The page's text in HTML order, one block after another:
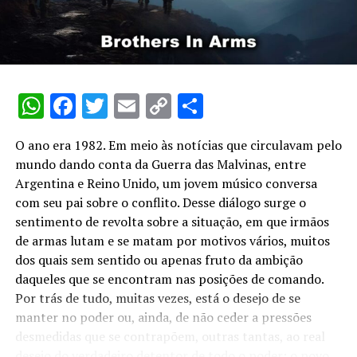
também precisam deixar as funções seis meses antes do
pleito. São eles, os chefe do Estado-Maior das Forças
Armadas; chefes do Estado-Maior da Marinha, do
Marinha e Aeronáutica; e, ainda, o diretor-geral do
Departamento de Polícia Federal.
O mesmo prazo de seis meses vale para dirigentes de
algumas empresas, como por exemplo, presidentes,
diretores e superintendentes de autarquias, empresas
públicas, sociedades de economia mista e fundações
públicas e as mantidas pelo poder público; cargo de
direção nas empresas que podem influir na economia
nacional; controladores de empresas com condições
monopolísticas, que devem comprovar o afastamento
ou a transferência do controle societário à Justiça
Eleitoral; presidente de sociedades com objetivos
WhatsApp
Facebook
Twitter
Email
CopyShare
O ano era 1982. Em meio às notícias que circulavam pelo
mundo dando conta da Guerra das Malvinas, entre
Argentina e Reino Unido, um jovem músico conversa
com seu pai sobre o conflito. Desse diálogo surge o
sentimento de revolta sobre a situação, em que irmãos
de armas lutam e se matam por motivos vários, muitos
dos quais sem sentido ou apenas fruto da ambição
daqueles que se encontram nas posições de comando.
Por trás de tudo, muitas vezes, está o desejo de se
manter no poder ou, ainda, de não ceder a pressões
desmedidas que se contrapõem, outras tantas, ao real